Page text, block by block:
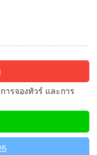
ารจองทัวร์ และการ